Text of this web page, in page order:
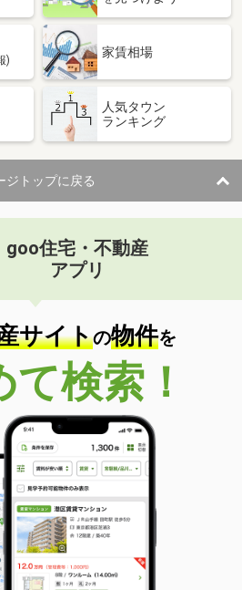
)
家賃相場
人気タウン
ランキング
ジトップに戻る
goo住宅・不動産
アプリ
サイトの物件を
て検索！